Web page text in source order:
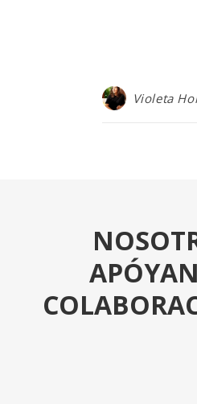
Violeta